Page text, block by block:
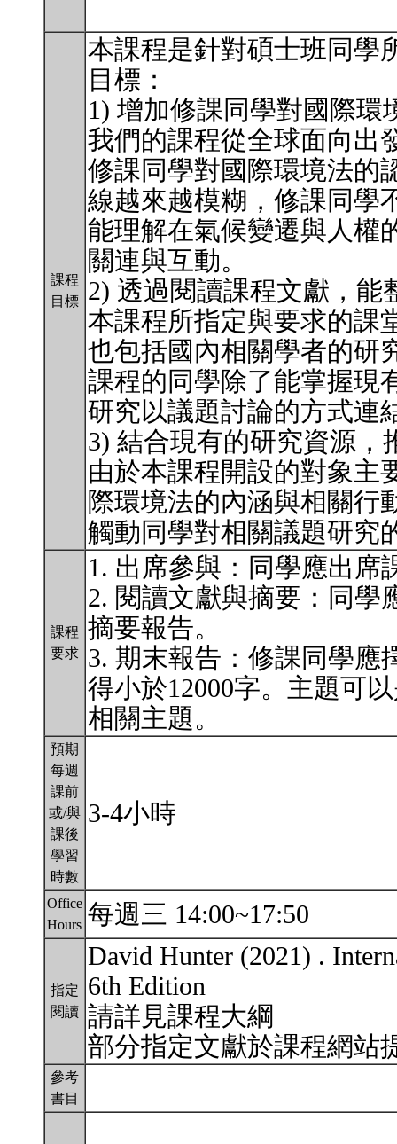
課程
目標
本課程是針對碩士班同學
目標：
1) 增加修課同學對國際環
我們的課程從全球面向出
修課同學對國際環境法的
線越來越模糊，修課同學
能理解在氣候變遷與人權
關連與互動。
2) 透過閱讀課程文獻，能
本課程所指定與要求的課
也包括國內相關學者的研
課程的同學除了能掌握現
研究以議題討論的方式連
3) 結合現有的研究資源，
由於本課程開設的對象主
際環境法的內涵與相關行
觸動同學對相關議題研究
課程
要求
1. 出席參與：同學應出席
2. 閱讀文獻與摘要：同學
摘要報告。
3. 期末報告：修課同學應
得小於12000字。主題可
相關主題。
預期
每週
課前
或/與
課後
學習
時數
3-4小時
Office
Hours 每週三 14:00~17:50
指定
閱讀
David Hunter (2021) .
6th Edition
請詳見課程大綱
部分指定文獻於課程網站
參考
書目